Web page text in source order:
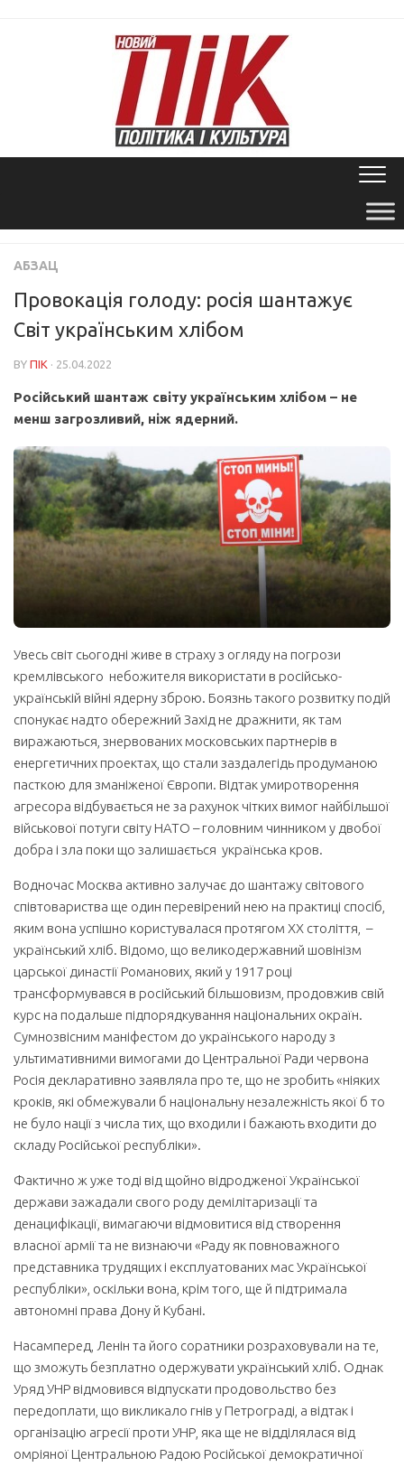
АБЗАЦ
Провокація голоду: росія шантажує
Світ українським хлібом
BY ПІК · 25.04.2022
Російський шантаж світу українським хлібом – не
менш загрозливий, ніж ядерний.
Увесь світ сьогодні живе в страху з огляду на погрози
кремлівського небожителя використати в російсько-
українській війні ядерну зброю. Боязнь такого розвитку подій
спонукає надто обережний Захід не дражнити, як там
виражаються, знервованих московських партнерів в
енергетичних проектах, що стали заздалегідь продуманою
пасткою для зманіженої Європи. Відтак умиротворення
агресора відбувається не за рахунок чітких вимог найбільшої
військової потуги світу НАТО – головним чинником у двобої
добра і зла поки що залишається українська кров.
Водночас Москва активно залучає до шантажу світового
співтовариства ще один перевірений нею на практиці спосіб,
яким вона успішно користувалася протягом ХХ століття, –
український хліб. Відомо, що великодержавний шовінізм
царської династії Романових, який у 1917 році
трансформувався в російський більшовизм, продовжив свій
курс на подальше підпорядкування національних окраїн.
Сумнозвісним маніфестом до українського народу з
ультимативними вимогами до Центральної Ради червона
Росія декларативно заявляла про те, що не зробить «ніяких
кроків, які обмежували б національну незалежність якої б то
не було нації з числа тих, що входили і бажають входити до
складу Російської республіки».
Фактично ж уже тоді від щойно відродженої Української
держави зажадали свого роду демілітаризації та
денацифікації, вимагаючи відмовитися від створення
власної армії та не визнаючи «Раду як повноважного
представника трудящих і експлуатованих мас Української
республіки», оскільки вона, крім того, ще й підтримала
автономні права Дону й Кубані.
Насамперед, Ленін та його соратники розраховували на те,
що зможуть безплатно одержувати український хліб. Однак
Уряд УНР відмовився відпускати продовольство без
передоплати, що викликало гнів у Петрограді, а відтак і
організацію агресії проти УНР, яка ще не відділялася від
омріяної Центральною Радою Російської демократичної